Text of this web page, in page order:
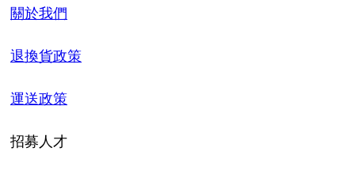
關於我們
退換貨政策
運送政策
招募人才